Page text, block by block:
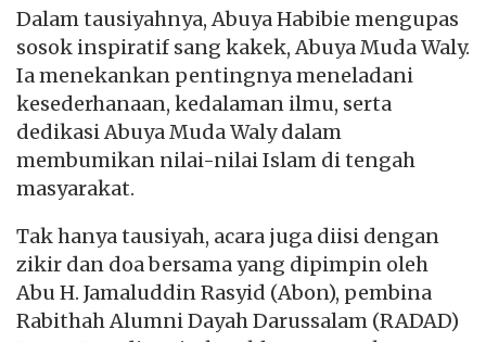
Dalam tausiyahnya, Abuya Habibie mengupas
sosok inspiratif sang kakek, Abuya Muda Waly.
Ia menekankan pentingnya meneladani
kesederhanaan, kedalaman ilmu, serta
dedikasi Abuya Muda Waly dalam
membumikan nilai-nilai Islam di tengah
masyarakat.
Tak hanya tausiyah, acara juga diisi dengan
zikir dan doa bersama yang dipimpin oleh
Abu H. Jamaluddin Rasyid (Abon), pembina
Rabithah Alumni Dayah Darussalam (RADAD)